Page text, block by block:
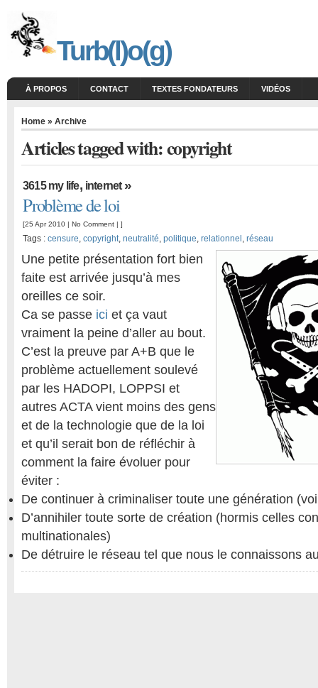
Turb(l)o(g)
À PROPOS CONTACT TEXTES FONDATEURS VIDÉOS
Home » Archive
Articles tagged with: copyright
3615 my life, internet»
Problème de loi
[25 Apr 2010 | No Comment | ]
Tags : censure, copyright, neutralité, politique, relationnel , réseau
Une petite présentation fort bien
faite est arrivée jusqu’à mes
oreilles ce soir.
Ca se passe ici et ça vaut
vraiment la peine d’aller au bout.
C’est la preuve par A+B que le
problème actuellement soulevé
par les HADOPI, LOPPSI et
autres ACTA vient moins des gens
et de la technologie que de la loi
et qu’il serait bon de réfléchir à
comment la faire évoluer pour
éviter :
De continuer à criminaliser toute une génération
D’annihiler toute sorte de création (hormis celles
multinationales)
De détruire le réseau tel que nous le connaissons